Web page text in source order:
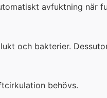
avfuktning när
och bakterier.
behövs.